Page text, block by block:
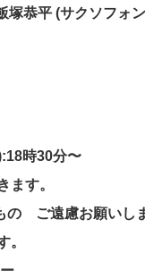
平 (サクソフォ
18時30分〜
ます。
ご遠慮お願いしま
。
ー